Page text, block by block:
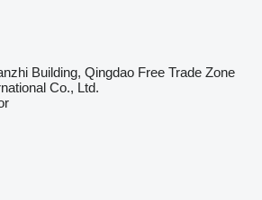
Building, Qingdao Free Trade Zone
Co., Ltd.